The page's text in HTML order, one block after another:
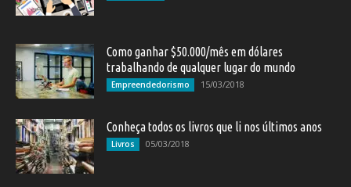
Como ganhar $50.000/mês em dólares
trabalhando de qualquer lugar do mundo
Empreendedorismo 15/03/2018
Conheça todos os livros que li nos últimos anos
Livros 05/03/2018